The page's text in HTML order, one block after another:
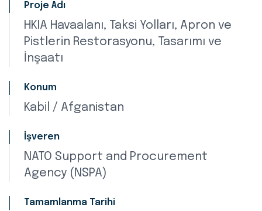
Proje Adı
HKIA Havaalanı, Taksi Yolları, Apron ve
Pistlerin Restorasyonu, Tasarımı ve
İnşaatı
Konum
Kabil / Afganistan
İşveren
NATO Support and Procurement
Agency (NSPA)
Tamamlanma Tarihi